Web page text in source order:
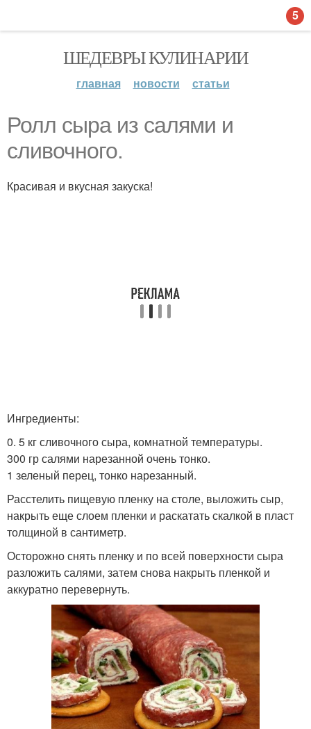
ШЕДЕВРЫ КУЛИНАРИИ
главная новости статьи
Ролл сыра из салями и
сливочного.
Красивая и вкусная закуска!
Ингредиенты:
0. 5 кг сливочного сыра, комнатной температуры.
300 гр салями нарезанной очень тонко.
1 зеленый перец, тонко нарезанный.
Расстелить пищевую пленку на столе, выложить сыр,
накрыть еще слоем пленки и раскатать скалкой в пласт
толщиной в сантиметр.
Осторожно снять пленку и по всей поверхности сыра
разложить салями, затем снова накрыть пленкой и
аккуратно перевернуть.
5